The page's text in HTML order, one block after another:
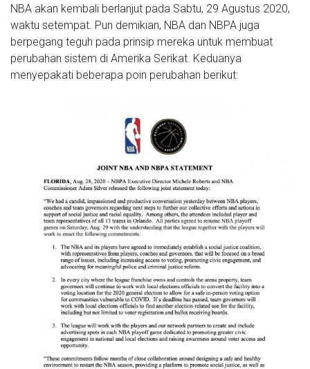
NBA akan kembali berlanjut pada Sabtu, 29 Agustus 2020,
waktu setempat. Pun demikian, NBA dan NBPA juga
berpegang teguh pada prinsip mereka untuk membuat
perubahan sistem di Amerika Serikat. Keduanya
menyepakati beberapa poin perubahan berikut: